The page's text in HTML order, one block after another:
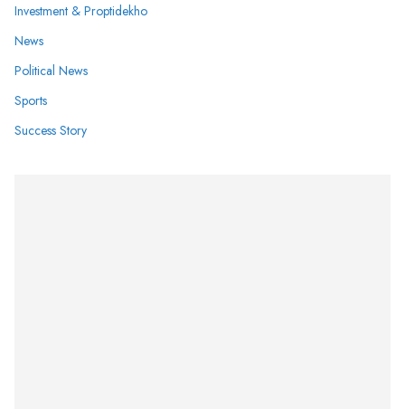
Investment & Proptidekho
News
Political News
Sports
Success Story